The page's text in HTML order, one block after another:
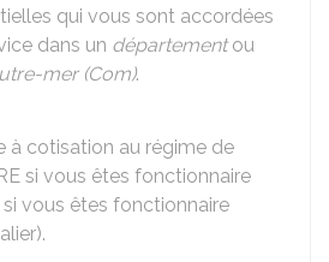
qui vous sont accordées
dans un départementou
mer (Com).
à cotisation au régime de
si vous êtes fonctionnaire
si vous êtes fonctionnaire